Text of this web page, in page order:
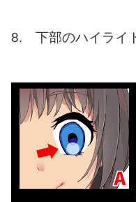
8. 下部のハイライ